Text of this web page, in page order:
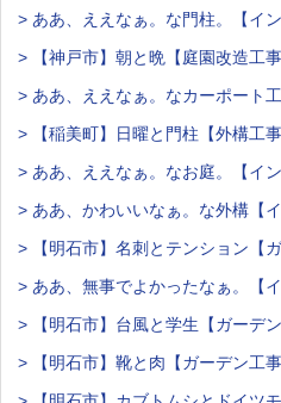
> ああ、ええなぁ。な門柱。【イン
> 【神戸市】朝と晩【庭園改造工事
> ああ、ええなぁ。なカーポート
> 【稲美町】日曜と門柱【外構工事
> ああ、ええなぁ。なお庭。【イン
> ああ、かわいいなぁ。な外構【イ
> 【明石市】名刺とテンション【
> ああ、無事でよかったなぁ。【イ
> 【明石市】台風と学生【ガーデ
> 【明石市】靴と肉【ガーデン工